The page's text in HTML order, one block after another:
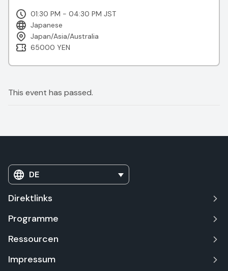
01:30 PM - 04:30 PM JST
Japanese
Japan/Asia/Australia
65000 YEN
This event has passed.
DE
Direktlinks
Programme
Ressourcen
Impressum